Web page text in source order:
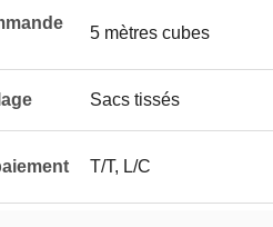
5 mètres cubes
Sacs tissés
T/T, L/C